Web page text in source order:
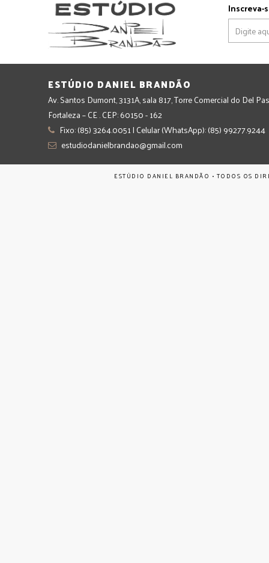
Inscreva-
ESTÚDIO DANIEL BRANDÃO
Av. Santos Dumont, 3131A, sala 817, Torre Comercial do Del
Fortaleza – CE . CEP: 60150 - 162
Fixo: (85) 3264.0051 | Celular (WhatsApp): (85) 99277.9244
estudiodanielbrandao@gmail.com
ESTÚDIO DANIEL BRANDÃO • TODOS OS